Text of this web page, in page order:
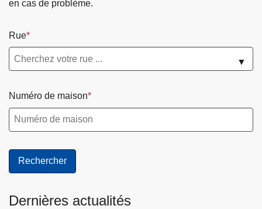
en cas de problème.
Rue
▼
Numéro de maison
Dernières actualités